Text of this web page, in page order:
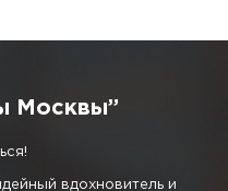
Москвы”
вдохновитель и